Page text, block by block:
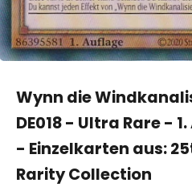
Wynn die
DE018 - Ultra Rare -
- Einzelkarten aus:
Rarity Collection